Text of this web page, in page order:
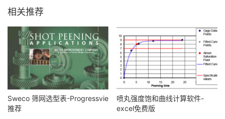
相关推荐
Sweco 筛网选型表-Progressvie
推荐
喷丸强度饱和曲线计算软件-
excel免费版